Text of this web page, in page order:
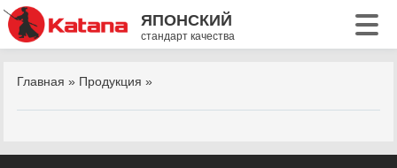
ЯПОНСКИЙ
стандарт качества
Главная » Продукция»